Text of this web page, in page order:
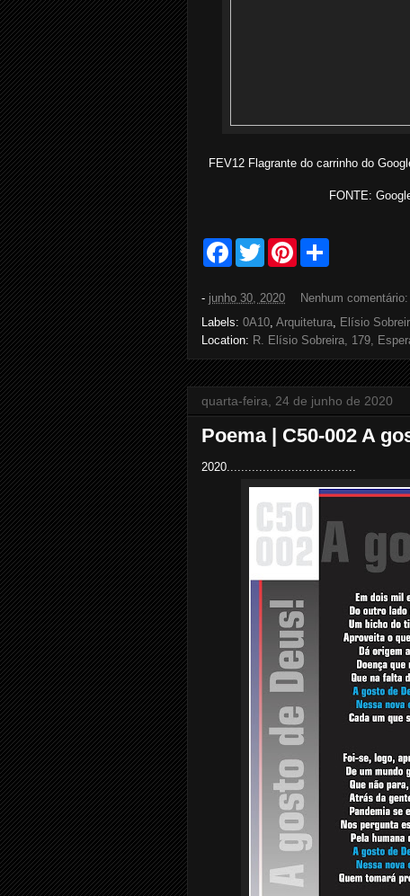
FEV12 Flagrante do carrinho do
FONTE:
F
b
o
k
T
w
t
e
P
e
r
s
t
e
- junho 30, 2020
Nenhum comentário:
Labels: 0A10, Arquitetura, Elísio
Location: R. Elísio Sobreira, 179,
quarta-feira, 24 de junho de 2020
Poema | C50-002 A
2020....................................